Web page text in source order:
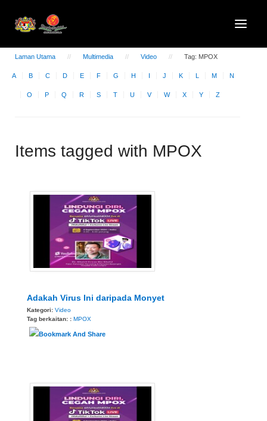
Laman Utama Multimedia Video Tag: MPOX
A B C D E F G H I J K L M N
O P Q R S T U V W X Y Z
Items tagged with MPOX
Adakah Virus Ini daripada Monyet
Kategori: Video
Tag berkaitan: : MPOX